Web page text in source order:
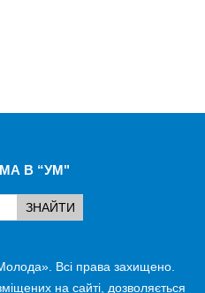
В “УМ"
Всі права захищено.
на сайті, дозволяється